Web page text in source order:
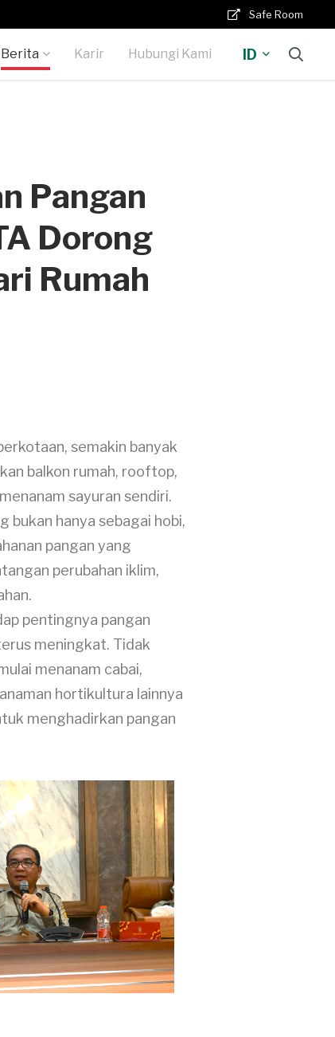
Safe Room
Berita Karir Hubungi Kami ID
Pangan
Dorong
Rumah
semakin banyak
balkon rumah, rooftop,
sayuran sendiri.
bukan hanya sebagai hobi,
pangan yang
perubahan iklim,
pentingnya pangan
meningkat. Tidak
menanam cabai,
hortikultura lainnya
menghadirkan pangan